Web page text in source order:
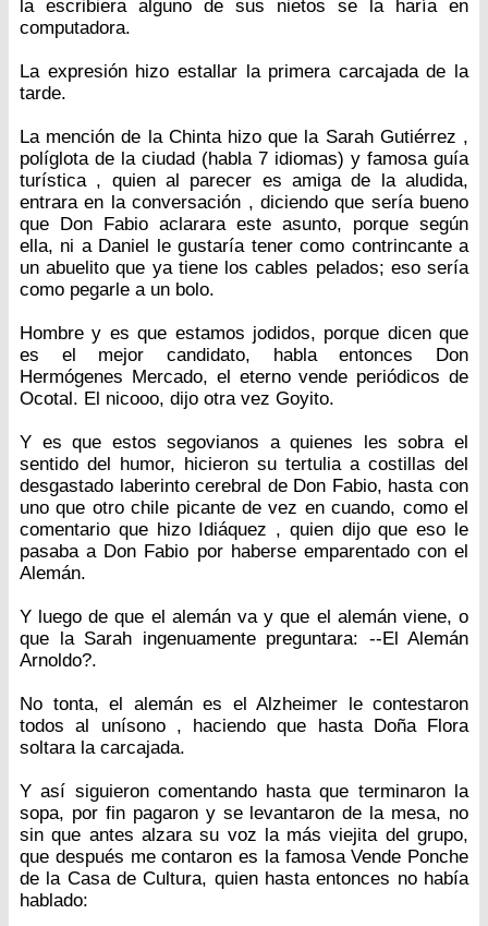
la escribiera alguno de sus nietos se la haría en
computadora.
La expresión hizo estallar la primera carcajada de la
tarde.
La mención de la Chinta hizo que la Sarah Gutiérrez ,
políglota de la ciudad (habla 7 idiomas) y famosa guía
turística , quien al parecer es amiga de la aludida,
entrara en la conversación , diciendo que sería bueno
que Don Fabio aclarara este asunto, porque según
ella, ni a Daniel le gustaría tener como contrincante a
un abuelito que ya tiene los cables pelados; eso sería
como pegarle a un bolo.
Hombre y es que estamos jodidos, porque dicen que
es el mejor candidato, habla entonces Don
Hermógenes Mercado, el eterno vende periódicos de
Ocotal. El nicooo, dijo otra vez Goyito.
Y es que estos segovianos a quienes les sobra el
sentido del humor, hicieron su tertulia a costillas del
desgastado laberinto cerebral de Don Fabio, hasta con
uno que otro chile picante de vez en cuando, como el
comentario que hizo Idiáquez , quien dijo que eso le
pasaba a Don Fabio por haberse emparentado con el
Alemán.
Y luego de que el alemán va y que el alemán viene, o
que la Sarah ingenuamente preguntara: --El Alemán
Arnoldo?.
No tonta, el alemán es el Alzheimer le contestaron
todos al unísono , haciendo que hasta Doña Flora
soltara la carcajada.
Y así siguieron comentando hasta que terminaron la
sopa, por fin pagaron y se levantaron de la mesa, no
sin que antes alzara su voz la más viejita del grupo,
que después me contaron es la famosa Vende Ponche
de la Casa de Cultura, quien hasta entonces no había
hablado: